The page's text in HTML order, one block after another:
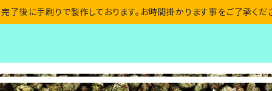
了後に手刷りで製作しております。お時間掛かります事をご了承くだ